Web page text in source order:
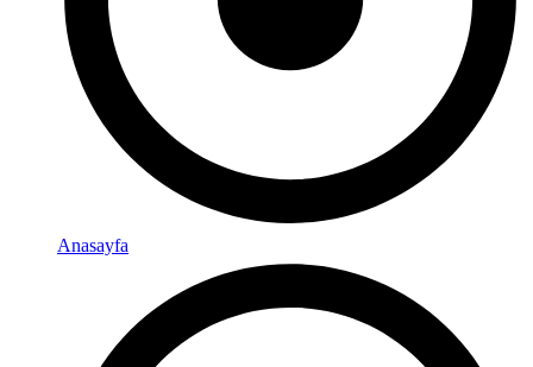
Anasayfa